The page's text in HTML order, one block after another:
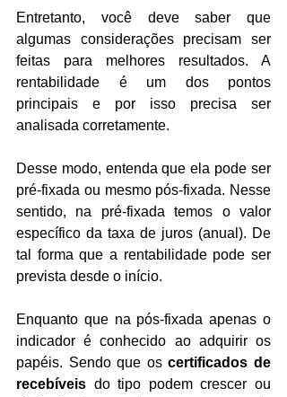
Entretanto, você deve saber que
algumas considerações precisam ser
feitas para melhores resultados. A
rentabilidade é um dos pontos
principais e por isso precisa ser
analisada corretamente.
Desse modo, entenda que ela pode ser
pré-fixada ou mesmo pós-fixada. Nesse
sentido, na pré-fixada temos o valor
específico da taxa de juros (anual). De
tal forma que a rentabilidade pode ser
prevista desde o início.
Enquanto que na pós-fixada apenas o
indicador é conhecido ao adquirir os
papéis. Sendo que os certificados de
recebíveis do tipo podem crescer ou